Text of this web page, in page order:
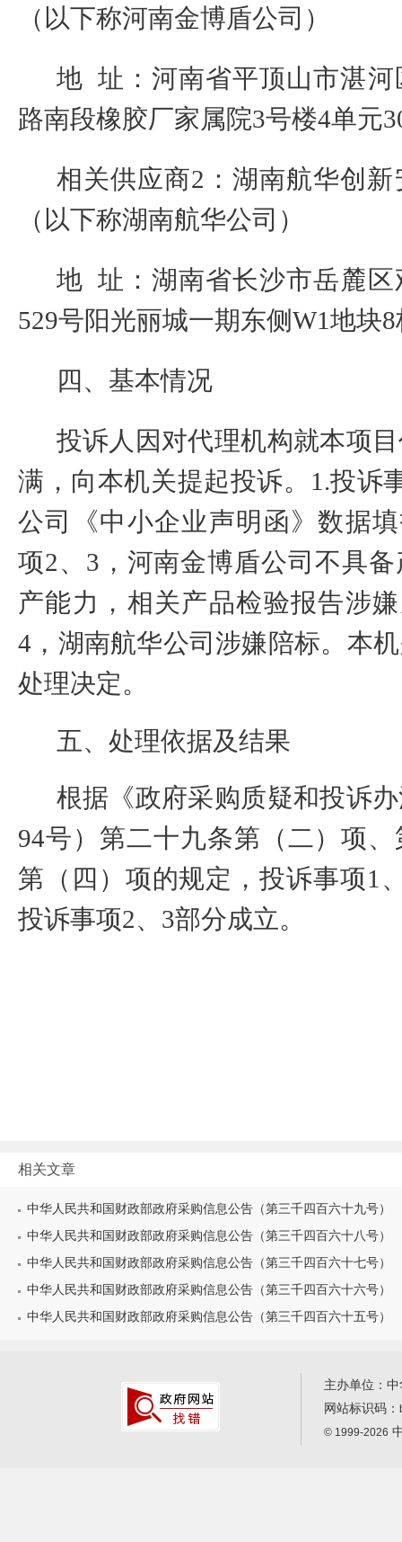
（以下称河南金博盾公司）
地 址：河南省平顶山市湛
路南段橡胶厂家属院3号楼4单元
相关供应商2 ：湖南航华创
（以下称湖南航华公司）
地 址：湖南省长沙市岳麓
529号阳光丽城一期东侧W1地块8
四、基本情况
投诉人因对代理机构就本项
满，向本机关提起投诉。 1.投诉
公司《中小企业声明函》数据
项2、 3 ， 河南金博盾公司不具
产能力，相关产品检验报告涉
4 ， 湖南航华公司涉嫌陪标。本
处理决定。
五、 处理依据及结果
根据《政府采购质疑和投诉
94号）第二十九条第（二）项
第（四）项的规定，投诉事项1
投诉事项2、 3部分成立。
相关文章
中华人民共和国财政部政府采购信息公告（第三千四百六十九号）
中华人民共和国财政部政府采购信息公告（第三千四百六十八号）
中华人民共和国财政部政府采购信息公告（第三千四百六十七号）
中华人民共和国财政部政府采购信息公告（第三千四百六十六号）
中华人民共和国财政部政府采购信息公告（第三千四百六十五号）
主办单位：
网站标识码：
© 1999-2026